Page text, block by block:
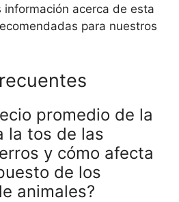
información acerca de esta
para nuestros
promedio de la
la tos de las
y cómo afecta
de los
animales?